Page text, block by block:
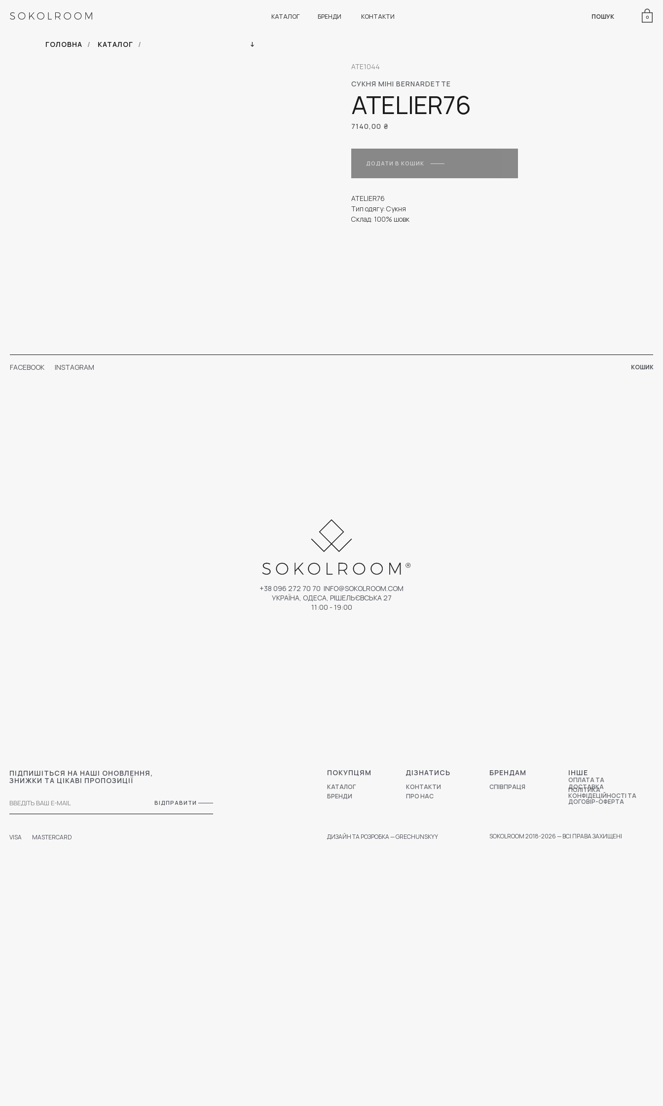
КАТАЛОГ БРЕНДИ КОНТАКТИ ПОШУК 0
ГОЛОВНА / КАТАЛОГ /
СУКНЯ МІНІ BERNARDETTE
ATELIER76
ATE1044
7140,00 ₴
ДОДАТИ В КОШИК
ATELIER76
Тип одягу: Сукня
Склад: 100% шовк
FACEBOOK КОШИК
ВІДПРАВИТИ
ПІДПИШІТЬСЯ НА НАШІ ОНОВЛЕННЯ,
ЗНИЖКИ ТА ЦІКАВІ ПРОПОЗИЦІЇ
СПІВПРАЦЯ
БРЕНДАМ
ПРО НАС
ДІЗНАТИСЬ
КОНТАКТИ
ОПЛАТА ТА
ДОСТАВКА
ПОЛІТИКА
КОНФІДЕЦІЙНОСТІ ТА
ДОГОВІР-ОФЕРТА
ІНШЕ
КАТАЛОГ
БРЕНДИ
ПОКУПЦЯМ
+38 096 272 70 70 INFO@SOKOLROOM.COM
УКРАЇНА, ОДЕСА, РІШЕЛЬЄВСЬКА 27
11:00 - 19:00
VISA SOKOLROOM 2018-2026 — ВСІ ПРАВА ЗАХИЩЕНІ
ДИЗАЙН ТА РОЗРОБКА — GRECHUNSKYY
INSTAGRAM
MASTERCARD